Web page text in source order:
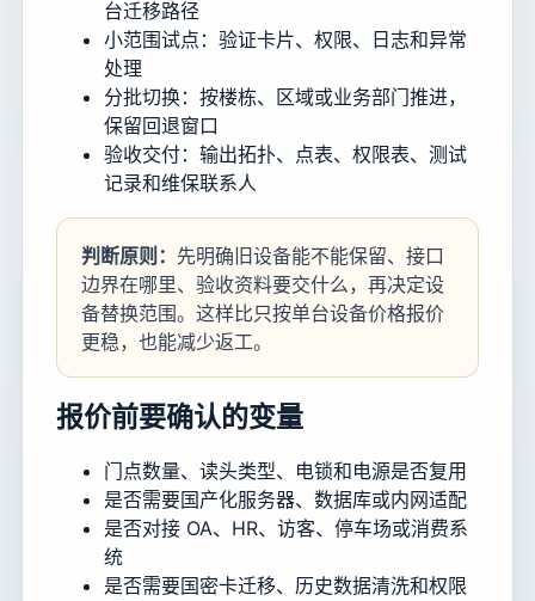
台迁移路径
小范围试点：验证卡片、权限、日志和异常
处理
分批切换：按楼栋、区域或业务部门推进，
保留回退窗口
验收交付：输出拓扑、点表、权限表、测试
记录和维保联系人
判断原则： 先明确旧设备能不能保留、接口
边界在哪里、验收资料要交什么，再决定设
备替换范围。这样比只按单台设备价格报价
更稳，也能减少返工。
报价前要确认的变量
门点数量、读头类型、电锁和电源是否复用
是否需要国产化服务器、数据库或内网适配
是否对接 OA、HR、访客、停车场或消费系
统
是否需要国密卡迁移、历史数据清洗和权限